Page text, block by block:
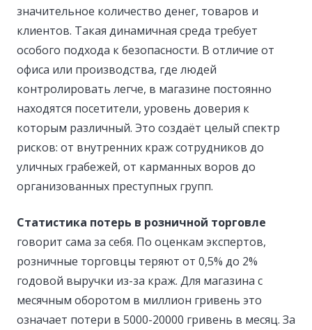
значительное количество денег, товаров и
клиентов. Такая динамичная среда требует
особого подхода к безопасности. В отличие от
офиса или производства, где людей
контролировать легче, в магазине постоянно
находятся посетители, уровень доверия к
которым различный. Это создаёт целый спектр
рисков: от внутренних краж сотрудников до
уличных грабежей, от карманных воров до
организованных преступных групп.
Статистика потерь в розничной торговле
говорит сама за себя. По оценкам экспертов,
розничные торговцы теряют от 0,5% до 2%
годовой выручки из-за краж. Для магазина с
месячным оборотом в миллион гривень это
означает потери в 5000-20000 гривень в месяц. За